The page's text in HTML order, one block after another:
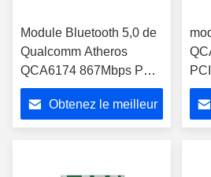
Module Bluetooth 5,0 de
Qualcomm Atheros
QCA6174 867Mbps PCIe
WiFi
Obtenez le meilleur